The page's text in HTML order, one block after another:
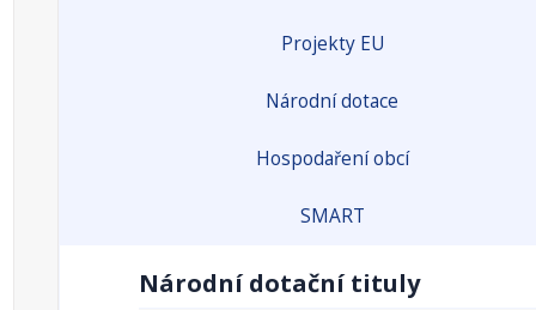
Projekty EU
Národní dotace
Hospodaření obcí
SMART
Národní dotační tituly